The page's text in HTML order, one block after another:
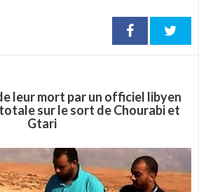
leur mort par un officiel libyen
sur le sort de Chourabi et
Gtari